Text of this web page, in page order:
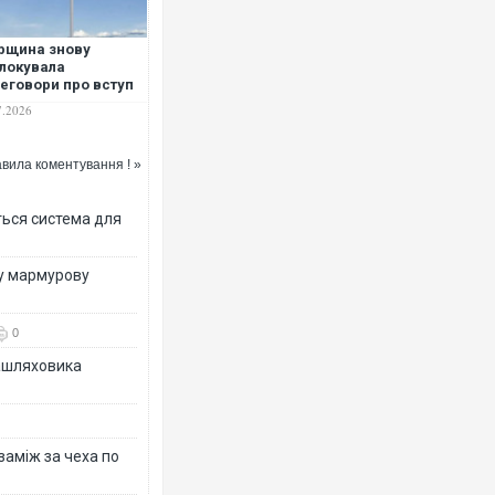
знову
про вступ
коментування ! »
система для
мармурову
0
за чеха по
Ворог завдав комбінованого
двоє поранених. Ще
після атаки БПЛА по ринку
Вже вивели на тести: Ferrari